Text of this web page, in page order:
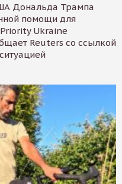
Дональда Трампа
помощи для
Ukraine
Reuters со ссылкой